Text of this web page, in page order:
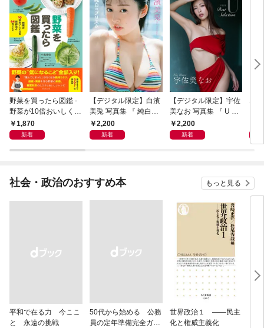
野菜を買ったら図鑑 -
野菜が10倍おいしくな
る保存法と64のレシピ
-
1,870
新着
【デジタル限定】白濱
美兎 写真集 『 純白の
プリズム 』
2,200
新着
【デジタル限定】宇佐
美なお 写真集 『 U ～
Best Selection ～ 』
2,200
新着
社会・政治のおすすめ本 もっと見る
平和で在る力 今ここ
と 永遠の挑戦
50代から始める 公務
員の定年準備完全ガイ
世界政治１ ――民主
化と権威主義化